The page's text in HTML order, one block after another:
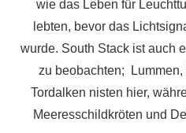
wie das Leben für
lebten, bevor das
wurde. South Stack ist auch
zu beobachten;
Tordalken nisten hier,
Meeresschildkröten und